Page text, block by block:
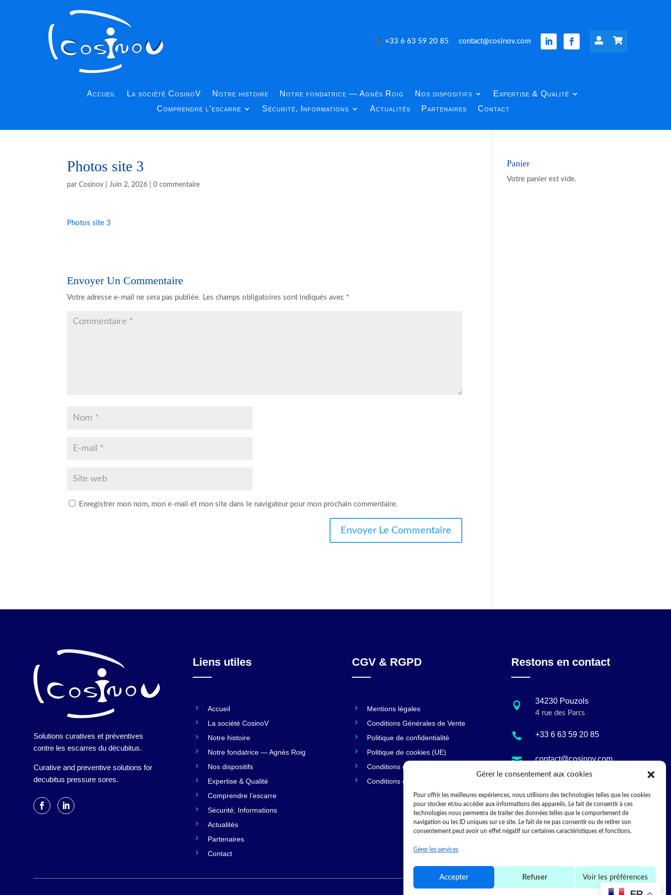
Gérer le consentement aux cookies
Pour offrir les meilleures expériences, nous utilisons des technologies telles que les cookies
pour stocker et/ou accéder aux informations des appareils. Le fait de consentir à ces
technologies nous permettra de traiter des données telles que le comportement de
navigation ou les ID uniques sur ce site. Le fait de ne pas consentir ou de retirer son
consentement peut avoir un effet négatif sur certaines caractéristiques et fonctions.
Gérer les services
Accepter Refuser Voir les préférences
+33 6 63 59 20 85 contact@cosinov.com  
Accueil La société CosinoV Notre histoire Notre fondatrice — Agnès Roig Nos dispositifs
Expertise & Qualité
Comprendre l’escarre
Sécurité, Informations Actualités Partenaires Contact
Photos site 3
parCosinov Juin 2, 2026 |0 commentaire
Photos site 3
Envoyer Un Commentaire
Votre adresse e-mail ne sera pas publiée. Les champs obligatoires sont indiqués avec *
Enregistrer mon nom, mon e-mail et mon site dans le navigateur pour mon prochain commentaire.
Panier
Votre panier est vide.
Solutions curatives et préventives
contre les escarres du décubitus.
Curative and preventive solutions for
decubitus pressure sores.
Liens utiles
Accueil
La société CosinoV
Notre histoire
Notre fondatrice — Agnès Roig
Nos dispositifs
Expertise & Qualité
Comprendre l’escarre
Sécurité, Informations
Actualités
Partenaires
Contact
CGV & RGPD
Mentions légales
Conditions Générales de Vente
Politique de confidentialité
Politique de cookies (UE)
Conditions générales
Conditions générales
Restons en contact
 34230 Pouzols
4 rue des Parcs
 +33 6 63 59 20 85
 contact@cosinov.com